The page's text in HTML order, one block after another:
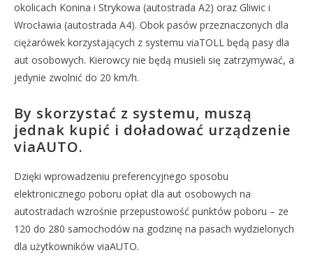
okolicach Konina i Strykowa (autostrada A2) oraz Gliwic i
Wrocławia (autostrada A4). Obok pasów przeznaczonych dla
ciężarówek korzystających z systemu viaTOLL będą pasy dla
aut osobowych. Kierowcy nie będą musieli się zatrzymywać, a
jedynie zwolnić do 20 km/h.
By skorzystać z systemu, muszą
jednak kupić i doładować urządzenie
viaAUTO.
Dzięki wprowadzeniu preferencyjnego sposobu
elektronicznego poboru opłat dla aut osobowych na
autostradach wzrośnie przepustowość punktów poboru – ze
120 do 280 samochodów na godzinę na pasach wydzielonych
dla użytkowników viaAUTO.